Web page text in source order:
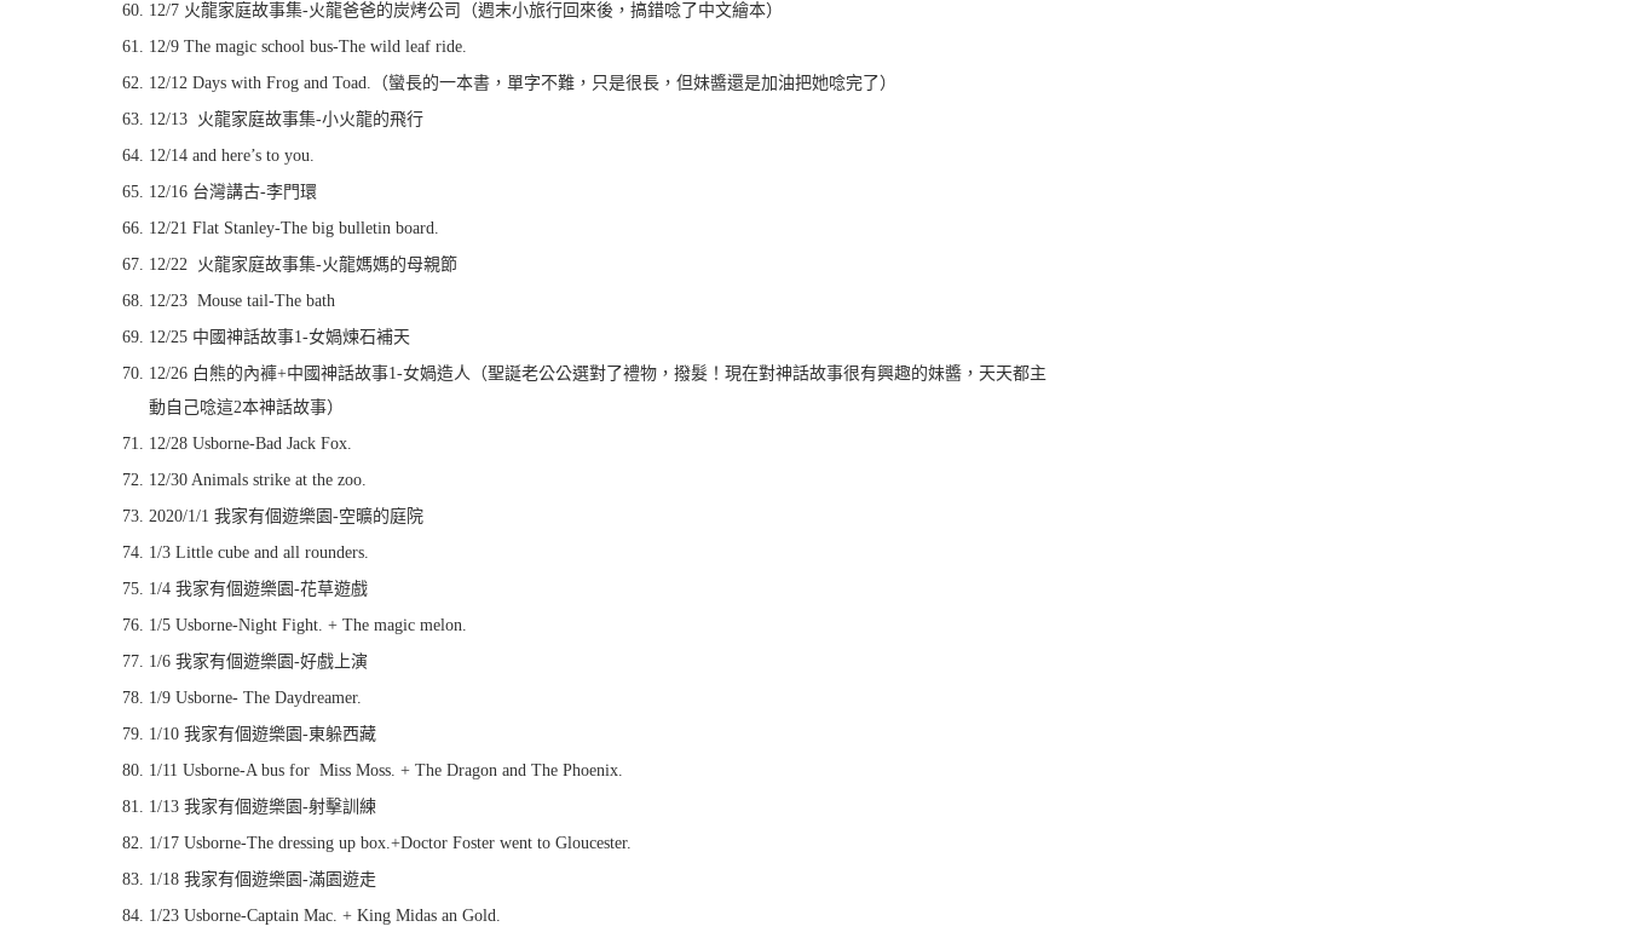
12/7 火龍家庭故事集-火龍爸爸的炭烤公司（週末小旅行回來後，搞錯唸了中文繪本）
12/9 The magic school bus-The wild leaf ride.
12/12 Days with Frog and Toad.（蠻長的一本書，單字不難，只是很長，但妹醬還是加油把她唸完了）
12/13 火龍家庭故事集-小火龍的飛行
12/14 and here’s to you.
12/16 台灣講古-李門環
12/21 Flat Stanley-The big bulletin board.
12/22 火龍家庭故事集-火龍媽媽的母親節
12/23 Mouse tail-The bath
12/25 中國神話故事1-女媧煉石補天
12/26 白熊的內褲+中國神話故事1-女媧造人（聖誕老公公選對了禮物，撥髮！現在對神話故事很有興趣的妹醬，天天都主
動自己唸這2本神話故事）
12/28 Usborne-Bad Jack Fox.
12/30 Animals strike at the zoo.
2020/1/1 我家有個遊樂園-空曠的庭院
1/3 Little cube and all rounders.
1/4 我家有個遊樂園-花草遊戲
1/5 Usborne-Night Fight. + The magic melon.
1/6 我家有個遊樂園-好戲上演
1/9 Usborne- The Daydreamer.
1/10 我家有個遊樂園-東躲西藏
1/11 Usborne-A bus for Miss Moss. + The Dragon and The Phoenix.
1/13 我家有個遊樂園-射擊訓練
1/17 Usborne-The dressing up box.+Doctor Foster went to Gloucester.
1/18 我家有個遊樂園-滿園遊走
1/23 Usborne-Captain Mac. + King Midas an Gold.